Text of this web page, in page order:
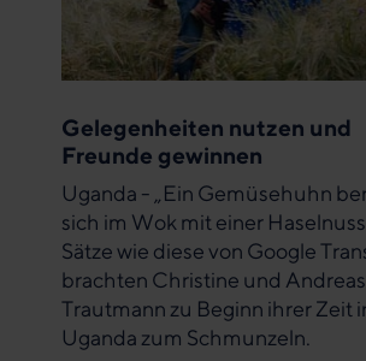
Gelegenheiten nutzen und
Freunde gewinnen
Uganda - „Ein Gemüsehuhn
sich im Wok mit einer Haselnuss
Sätze wie diese von Google
brachten Christine und Andreas
Trautmann zu Beginn ihrer Zeit
Uganda zum Schmunzeln.